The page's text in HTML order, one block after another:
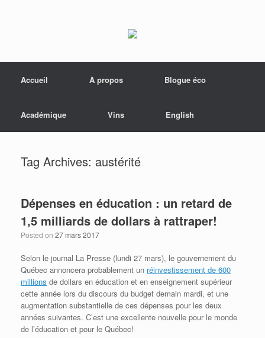
Accueil
À propos Blogue éco
Académique Vins English
Tag Archives: austérité
Dépenses en éducation : un retard de
1,5 milliards de dollars à rattraper!
Posted on 27 mars 2017
Selon le journal La Presse (lundi 27 mars), le gouvernement du
Québec annoncera probablement un réinvestissement de 600
millions de dollars en éducation et en enseignement supérieur
cette année lors du discours du budget demain mardi, et une
augmentation substantielle de ces dépenses pour les deux
années suivantes. C’est une excellente nouvelle pour le monde
de l’éducation et pour le Québec!